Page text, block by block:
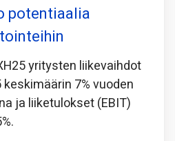
potentiaalia
yritysten liikevaihdot
7% vuoden
ja liiketulokset (EBIT)